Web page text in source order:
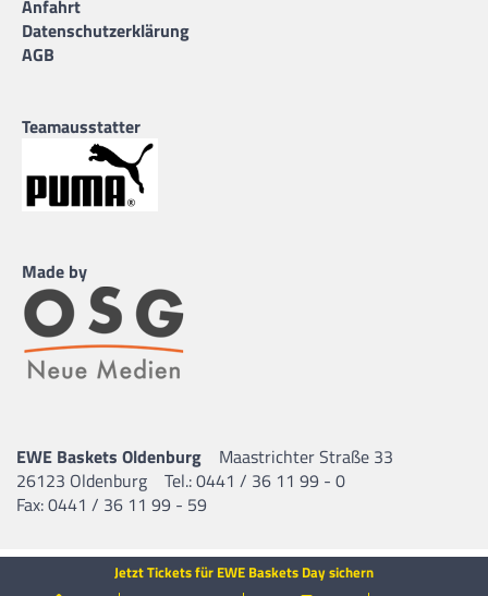
Jetzt Tickets für EWE Baskets Day sichern
Anfahrt
Datenschutzerklärung
AGB
Teamausstatter
Made by
EWE Baskets Oldenburg
Maastrichter Straße 33
26123 Oldenburg
Tel.: 0441 / 36 11 99 - 0
Fax: 0441 / 36 11 99 - 59